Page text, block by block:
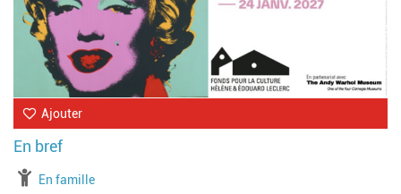
Ajouter
À partir de
En famille